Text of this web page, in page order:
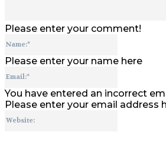
Please enter your comment!
Please enter your name here
You have entered an incorrect
Please enter your email address